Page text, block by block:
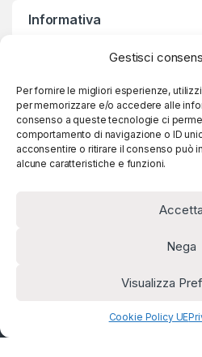
Gestisci
Per fornire le migliori esperienze,
per memorizzare e/o accedere alle
consenso a queste tecnologie ci
comportamento di navigazione o ID
acconsentire o ritirare il consenso può
alcune caratteristiche e funzioni.
Accetta
Nega
Visualizza
Cookie Policy UE
Informativa
Iscriviti alla nostra
Hai qualche
+39 031